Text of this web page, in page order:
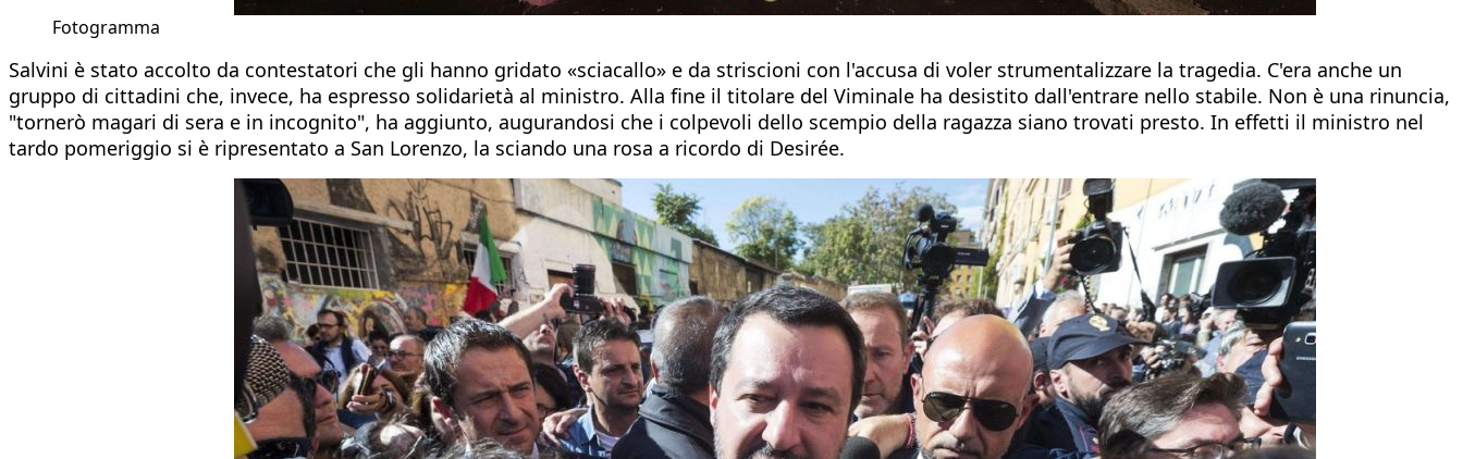
Fotogramma
Salvini è stato accolto da contestatori che gli hanno gridato «sciacallo» e da striscioni con l'accusa di voler strumentalizzare la tragedia. C'era anche un
gruppo di cittadini che, invece, ha espresso solidarietà al ministro. Alla fine il titolare del Viminale ha desistito dall'entrare nello stabile. Non è una rinuncia,
"tornerò magari di sera e in incognito", ha aggiunto, augurandosi che i colpevoli dello scempio della ragazza siano trovati presto. In effetti il ministro nel
tardo pomeriggio si è ripresentato a San Lorenzo, la sciando una rosa a ricordo di Desirée.